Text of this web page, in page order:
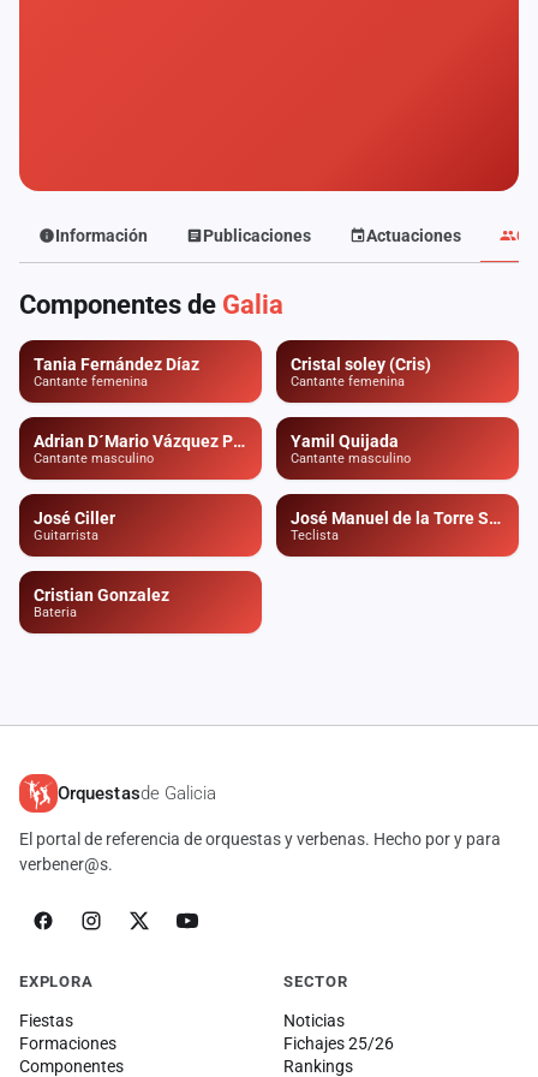
Información Publicaciones Actuaciones
Componentes de Galia
Tania Fernández Díaz
Cantante femenina
Cristal soley (Cris)
Cantante femenina
Adrian D´Mario Vázquez Pantoja
Cantante masculino
Yamil Quijada
Cantante masculino
José Ciller
Guitarrista
José Manuel de la Torre Souto
Teclista
Cristian Gonzalez
Bateria
Orquestasde Galicia
El portal de referencia de orquestas y verbenas. Hecho por y para
verbener@s.
EXPLORA
Fiestas
Formaciones
Componentes
SECTOR
Noticias
Fichajes 25/26
Rankings
Agencias
Rankings
Vídeos
Anuncios
Iniciar
sesión
Crear
cuenta
Administración